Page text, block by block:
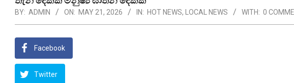
BY: ADMIN ON: MAY 21, 2026 IN: HOT NEWS, LOCAL NEWS WITH: 0
Facebook
Twitter